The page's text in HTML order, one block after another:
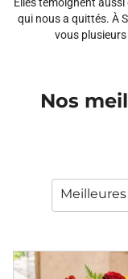
qui nous a quittés. À
vous
Nos